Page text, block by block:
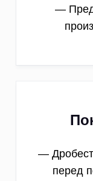
—
—
перед